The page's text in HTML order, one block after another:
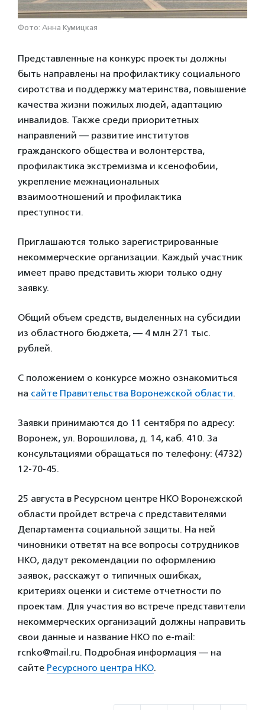
Фото: Анна Кумицкая
Представленные на конкурс проекты должны
быть направлены на профилактику социального
сиротства и поддержку материнства, повышение
качества жизни пожилых людей, адаптацию
инвалидов. Также среди приоритетных
направлений — развитие институтов
гражданского общества и волонтерства,
профилактика экстремизма и ксенофобии,
укрепление межнациональных
взаимоотношений и профилактика
преступности.
Приглашаются только зарегистрированные
некоммерческие организации. Каждый участник
имеет право представить жюри только одну
заявку.
Общий объем средств, выделенных на субсидии
из областного бюджета, — 4 млн 271 тыс.
рублей.
С положением о конкурсе можно ознакомиться
на сайте Правительства Воронежской области.
Заявки принимаются до 11 сентября по адресу:
Воронеж, ул. Ворошилова, д. 14, каб. 410. За
консультациями обращаться по телефону: (4732)
12-70-45.
25 августа в Ресурсном центре НКО Воронежской
области пройдет встреча с представителями
Департамента социальной защиты. На ней
чиновники ответят на все вопросы сотрудников
НКО, дадут рекомендации по оформлению
заявок, расскажут о типичных ошибках,
критериях оценки и системе отчетности по
проектам. Для участия во встрече представители
некоммерческих организаций должны направить
свои данные и название НКО по e-mail:
rcnko@mail.ru. Подробная информация — на
сайте Ресурсного центра НКО.